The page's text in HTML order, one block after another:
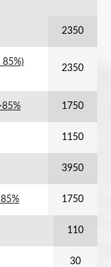
2350
2350
1750
1150
3950
1750
110
30